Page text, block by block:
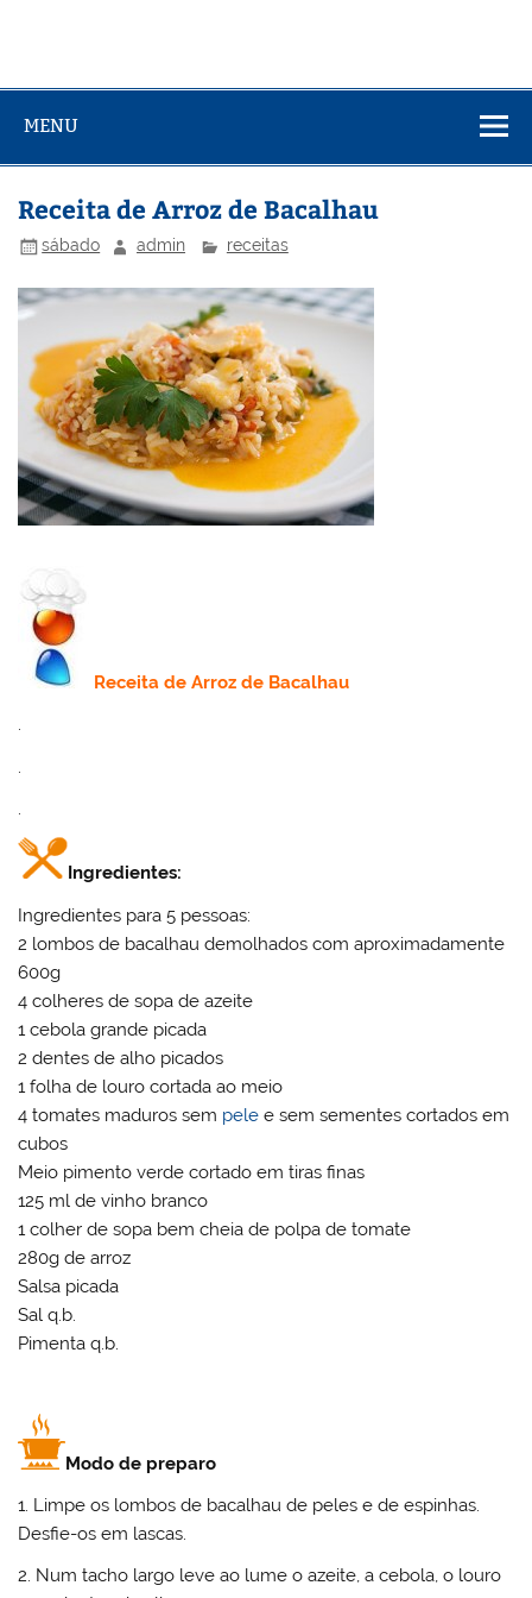
MENU
Receita de Arroz de Bacalhau
sábado admin receitas
Receitade Arroz de Bacalhau
.
.
Ingredientes:
Ingredientes para 5 pessoas:
2 lombos de bacalhau demolhados com aproximadamente
600g
4 colheres de sopa de azeite
1 cebola grande picada
2 dentes de alho picados
1 folha de louro cortada ao meio
4 tomates maduros sem pele e sem sementes cortados em
cubos
Meio pimento verde cortado em tiras finas
125 ml de vinho branco
1 colher de sopa bem cheia de polpa de tomate
280g de arroz
Salsa picada
Sal q.b.
Pimenta q.b.
Modo de preparo
1. Limpe os lombos de bacalhau de peles e de espinhas.
Desfie-os em lascas.
2. Num tacho largo leve ao lume o azeite, a cebola, o louro